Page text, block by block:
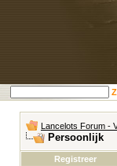
Lancelots Forum -
Persoonlijk
Registreer